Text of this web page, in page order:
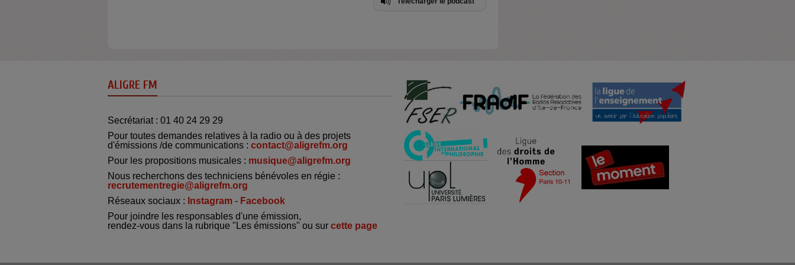
ALIGRE FM
Secrétariat : 01 40 24 29 29
Pour toutes demandes relatives à la radio ou à des projets
d'émissions /de communications : contact@aligrefm.org
Pour les propositions musicales : musique@aligrefm.org
Nous recherchons des techniciens bénévoles en régie :
recrutementregie@aligrefm.org
Réseaux sociaux : Instagram - Facebook
Pour joindre les responsables d'une émission,
rendez-vous dans la rubrique "Les émissions" ou sur cette page